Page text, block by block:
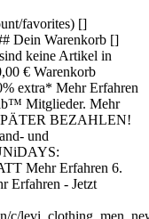
favorites) []
Dein Warenkorb []
keine Artikel in
€ Warenkorb
extra* Mehr Erfahren
Mitglieder. Mehr
BEZAHLEN!
und
Mehr Erfahren 6.
Erfahren - Jetzt registrieren - Germany [Neuheiten Herren](https://www.levi.com/DE/de_DE/neuheiten/c/levi_clothing_men_new_arrivals) [Neuheiten Damen](https://www.levi.com/DE/de_DE/neuheiten/c/levi_clothing_women_new_arrivals) [Neuheiten Kinder](https://www.levi.com/DE/de_DE/bekleidung/kinder/neuheiten/c/levi_clothing_kids_new_arrivals) [Jeans Herren](https://www.levi.com/DE/de_DE/bekleidung/ikonischer-style-langlebig/jeans/c/levi_clothing_men_jeans) [Alle Herren Jeans](https://www.levi.com/DE/de_DE/bekleidung/ikonischer-style-langlebig/jeans/c/levi_clothing_men_jeans) [Straight Jeans](https://www.levi.com/DE/de_DE/bekleidung/ikonischer-style-langlebig/jeans/gerader-schnitt/c/levi_clothing_men_jeans_straight) [Baggy und Loose Jeans](https://www.levi.com/DE/de_DE/bekleidung/ikonischer-style-langlebig/jeans/loose-jeans/c/levi_clothing_men_jeans_loose) [Slim Jeans](https://www.levi.com/DE/de_DE/bekleidung/ikonischer-style-langlebig/jeans/schmaler-schnitt/c/levi_clothing_men_jeans_slim) [Skinny Jeans](https://www.levi.com/DE/de_DE/bekleidung/ikonischer-style-langlebig/jeans/skinny/c/levi_clothing_men_jeans_skinny) [Tapered Jeans](https://www.levi.com/DE/de_DE/bekleidung/ikonischer-style-langlebig/jeans/tapered/c/levi_clothing_men_jeans_tapered) [Bootcut Jeans](https://www.levi.com/DE/de_DE/bekleidung/ikonischer-style-langlebig/jeans/bootcut/c/levi_clothing_men_jeans_bootcut) [501® Original Jeans](https://www.levi.com/DE/de_DE/bekleidung/ikonischer-style-langlebig/jeans/501-original/c/levi_clothing_men_jeans_501_original) [511™ Slim Jeans](https://www.levi.com/DE/de_DE/bekleidung/ikonischer-style-langlebig/jeans/511TM/c/levi_clothing_men_jeans_511) [555™ Relaxed Straight](https://www.levi.com/DE/de_DE/c/levi_clothing_men_jeans_straight/facets/feature-fit_name/555%E2%84%A2) [578™ Baggy Jeans](https://www.levi.com/DE/de_DE/578TM-baggy-jeans/c/levi_clothing_men_578_baggy_jeans) [Extra Baggy](https://www.levi.com/DE/de_DE/clothing/men/jeans/loose-jeans/extra-baggy-jeans/p/006IC0000) [Alle Herrenbekleidung](https://www.levi.com/DE/de_DE/bekleidung/ikonischer-style-langlebig/c/levi_clothing_men) [Jeans](https://www.levi.com/DE/de_DE/bekleidung/ikonischer-style-langlebig/jeans/c/levi_clothing_men_jeans) [Shorts](https://www.levi.com/DE/de_DE/bekleidung/ikonischer-style-langlebig/shorts/c/levi_clothing_men_shorts) [T-Shirts und Poloshirts](https://www.levi.com/DE/de_DE/bekleidung/ikonischer-style-langlebig/t-shirts/c/levi_clothing_men_t_shirts) [Hemden](https://www.levi.com/DE/de_DE/bekleidung/ikonischer-style-langlebig/hemden/c/levi_clothing_men_shirts) [Co-ords](https://www.levi.com/DE/de_DE/co-ords/c/levi_collections_men_head_to_toe_look) [Hosen und Chino-Hosen](https://www.levi.com/DE/de_DE/bekleidung/ikonischer-style-langlebig/hosen/c/levi_clothing_men_trousers) [Trucker- und Sherpa-Jacken](https://www.levi.com/DE/de_DE/bekleidung/ikonischer-style-langlebig/jeansjacken-sherpas/c/levi_clothing_men_truckers_sherpas) [Hoodies und Sweatshirts](https://www.levi.com/DE/de_DE/bekleidung/ikonischer-style-langlebig/pullover-sweatshirts/c/levi_clothing_men_sweaters_sweatshirts) [Jacken und Mäntel](https://www.levi.com/DE/de_DE/bekleidung/ikonischer-style-langlebig/jacken-mantel/c/levi_clothing_men_outerwear) [Unterwäsche und Socken](https://www.levi.com/DE/de_DE/accessoires/herren/unterwasche-socken/c/levi_accessories_men_underwear_socks) [Accessoires](https://www.levi.com/DE/de_DE/accessoires/herren/c/levi_accessories_men) [Big & Tall](https://www.levi.com/DE/de_DE/bekleidung/ikonischer-style-langlebig/big-tall/c/levi_clothing_men_big_tall) [Bestseller](https://www.levi.com/DE/de_DE/bestsellers/c/levi_men_collections_bestsellers_north) [Levi's® Pride](https://www.levi.com/DE/de_DE/levis-pride/c/levi_collections_pride) [Ein Sommer Mit Levi's®](https://www.levi.com/DE/de_DE/das-sommer-lookbook/c/levi_men_collections_levis_summer) [Festival Edit](https://www.levi.com/DE/de_DE/levis-festival-edit/c/levi_men_collections_festival) [BLUE TAB™](https://www.levi.com/DE/de_DE/features/bluetab) [Der T-Shirt-Guide](https://www.levi.com/DE/de_DE/features/mens-tees-guide) [Der Shorts-Guide](https://www.levi.com/DE/de_DE/features/mens-shorts-guide) [Jeans Guide für Männer](https://www.levi.com/DE/de_DE/features/men-jeans) [Blog: Off The Cuff](https://www.levi.com/DE/de_DE/blog) [Alle Damen Jeans](https://www.levi.com/DE/de_DE/bekleidung/damen/jeans/c/levi_clothing_women_jeans) [Baggy und Loose Jeans](https://www.levi.com/DE/de_DE/bekleidung/damen/jeans/loose/c/levi_clothing_women_jeans_loose) [Straight Jeans](https://www.levi.com/DE/de_DE/bekleidung/damen/jeans/gerader-schnitt/c/levi_clothing_women_jeans_straight) [Bootcut und Flare Jeans](https://www.levi.com/DE/de_DE/bekleidung/damen/jeans/bootcut/c/levi_clothing_women_jeans_bootcut) [Slim und Skinny Jeans](https://www.levi.com/DE/de_DE/slim-skinny/c/levi_clothing_women_jeans_slim_skinny) [Tapered und Barrel Jeans](https://www.levi.com/DE/de_DE/bekleidung/damen/jeans/taper/c/levi_clothing_women_jeans_taper) [501® Original Jeans](https://www.levi.com/DE/de_DE/bekleidung/damen/jeans/501-original/c/levi_clothing_women_jeans_501_original) [Ribcage Jeans](https://www.levi.com/DE/de_DE/ribcage/c/levi_women_collections_ribcage) [Barrel Jeans](https://www.levi.com/DE/de_DE/barrel-jeans/c/levi_clothing_women_barrel_jeans) [Cinch Jeans](https://www.levi.com/DE/de_DE/bekleidung/damen/jeans/cinch/c/levi_clothing_women_jeans_cinch) [Superlow Jeans](https://www.levi.com/DE/de_DE/c/levi_clothing_women_jeans/facets/feature-fit_name/superlow%20loose/feature-fit_name/superlow/feature-fit_name/superlow%20flare/feature-fit_name/superlow%20boot) [Alle Damenbekleidung](https://www.levi.com/DE/de_DE/bekleidung/damen/c/levi_clothing_women) [Jeans](https://www.levi.com/DE/de_DE/bekleidung/damen/jeans/c/levi_clothing_women_jeans) [Shorts](https://www.levi.com/DE/de_DE/bekleidung/damen/shorts/c/levi_clothing_women_shorts) [Hemden und Blusen](https://www.levi.com/DE/de_DE/bekleidung/damen/heritage-in-jedem-detail/c/levi_clothing_women_shirts_blouses_tops) [Tops und T-Shirts](https://www.levi.com/DE/de_DE/bekleidung/damen/tops-t-shirts/c/levi_clothing_women_tops_t_shirts) [Röcke](https://www.levi.com/DE/de_DE/bekleidung/damen/rocke/c/levi_clothing_women_skirts) [Kleider und Jumpsuits](https://www.levi.com/DE/de_DE/bekleidung/damen/dresses-jumpsuits/c/levi_clothing_women_dresses_jumpsuits) [Trucker- und Sherpa-Jacken](https://www.levi.com/DE/de_DE/bekleidung/damen/truckers-sherpas/c/levi_clothing_women_truckers_sherpas) [Hoodies und Sweatshirts](https://www.levi.com/DE/de_DE/bekleidung/damen/sweaters-sweatshirts/c/levi_clothing_women_sweaters_sweatshirts) [Co-ords](https://www.levi.com/DE/de_DE/co-ords/c/levi_collections_women_head_to_toe_look) [Jacken und Mäntel](https://www.levi.com/DE/de_DE/bekleidung/damen/jacken-mantel/c/levi_clothing_women_outerwear) [Hosen](https://www.levi.com/DE/de_DE/bekleidung/damen/trousers/c/levi_clothing_women_trousers) [Taschen und Accessoires](https://www.levi.com/DE/de_DE/accessoires/damen/taschen-accessoires/c/levi_accessories_women_bags_accessories) [Plus-Größen](https://www.levi.com/DE/de_DE/bekleidung/damen/plus-gro%C3%9Fen/c/levi_clothing_women_plus_size) [Bestseller](https://www.levi.com/DE/de_DE/bestsellers/c/levi_women_collections_bestsellers_north) [Levi's® Pride](https://www.levi.com/DE/de_DE/levis-pride/c/levi_collections_pride) [Ein Sommer Mit Levi's®](https://www.levi.com/DE/de_DE/das-sommer-lookbook/c/levi_women_collections_levis_summer) [Festival Edit](https://www.levi.com/DE/de_DE/levis-festival-edit/c/levi_women_collections_festival) [BLUE TAB™](https://www.levi.com/DE/de_DE/features/bluetab) [Der T-Shirt-Guide](https://www.levi.com/DE/de_DE/features/womens-tees-guide) [Der Shorts-Guide](https://www.levi.com/DE/de_DE/features/womens-shorts-guide) [Damen Jeans Guide](https://www.levi.com/DE/de_DE/features/women-jeans) [Blog: Off The Cuff](https://www.levi.com/DE/de_DE/blog) [Alle Kinderenbekleidung](https://www.levi.com/DE/de_DE/bekleidung/kinder/c/levi_clothing_kids) [Baby](https://www.levi.com/DE/de_DE/bekleidung/baby/c/levi_clothing_baby) [Kleinkinder und Kinder](https://www.levi.com/DE/de_DE/bekleidung/kleinkinder/c/levi_clothing_toddler_kids) [Teenager](https://www.levi.com/DE/de_DE/bekleidung/teenager/c/levi_clothing_teenagers) [Jeans](https://www.levi.com/DE/de_DE/bekleidung/kinder/jeans/c/levi_clothing_kids_jeans) [Tops und T-Shirts](https://www.levi.com/DE/de_DE/bekleidung/kinder/tops/c/levi_clothing_kids_tops) [Pullover und Sweatshirts](https://www.levi.com/DE/de_DE/bekleidung/kinder/pullover-sweatshirts/c/levi_clothing_kids_hoodies_sweaters) [Jacken und Mäntel](https://www.levi.com/DE/de_DE/bekleidung/kinder/mantel/c/levi_clothing_kids_outerwear) [Accessoires](https://www.levi.com/DE/de_DE/accessoires/kinder/c/levi_accessories_kids) [🏷️Besondere Angebote](https://www.levi.com/DE/de_DE/besondere-angebote/c/levi_kids_special_offers_north) [Bestseller](https://www.levi.com/DE/de_DE/bekleidung/kinder/bestsellers/c/levi_kids_collections_bestsellers_north) [Jeans-Guide Mädchen](https://www.levi.com/DE/de_DE/features/girls-jeans-guide) [Jeans-Guide Jungen](https://www.levi.com/DE/de_DE/features/boys-jeans-guide) [Levi's® Red Tab™ Member Program](https://www.levi.com/DE/de_DE/features/red-tab-members-program) [Alle Herrenbekleidung](https://www.levi.com/DE/de_DE/c/levi_men_promo_north) [Jeans](https://www.levi.com/DE/de_DE/c/levi_men_promo_north/facets/productitemtype/jeans) [Shorts](https://www.levi.com/DE/de_DE/c/levi_men_promo_north/facets/productitemtype/shorts) [T-Shirts und Poloshirts](https://www.levi.com/DE/de_DE/c/levi_men_promo_north/facets/productitemtype/t-shirts/productitemtype/poloshirts/productitemtype/tank-tops) [Hemden](https://www.levi.com/DE/de_DE/c/levi_men_promo_north/facet